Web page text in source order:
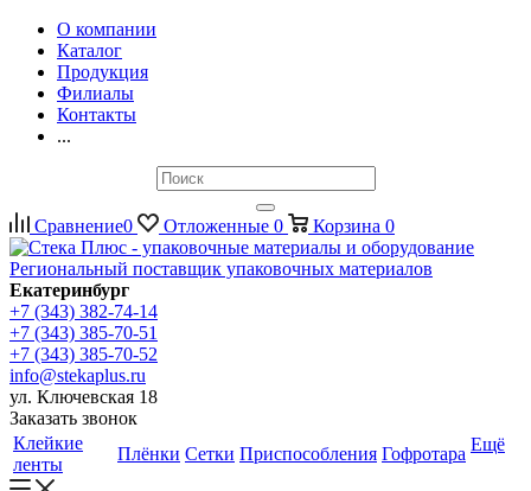
О компании
Каталог
Продукция
Филиалы
Контакты
...
Сравнение0 Отложенные 0 Корзина 0
Региональный поставщик упаковочных материалов
Екатеринбург
+7 (343) 382-74-14
+7 (343) 385-70-51
+7 (343) 385-70-52
info@stekaplus.ru
ул. Ключевская 18
Заказать звонок
Клейкие
ленты
Плёнки Сетки Приспособления Гофротара Ещё